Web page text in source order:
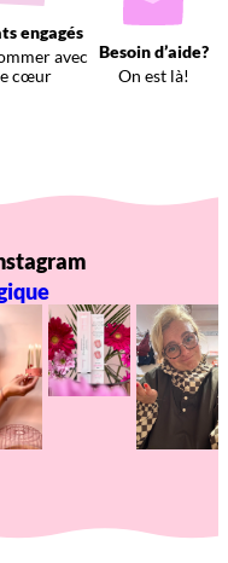
engagés
avec
cœur
Besoin d’aide?
On est là!